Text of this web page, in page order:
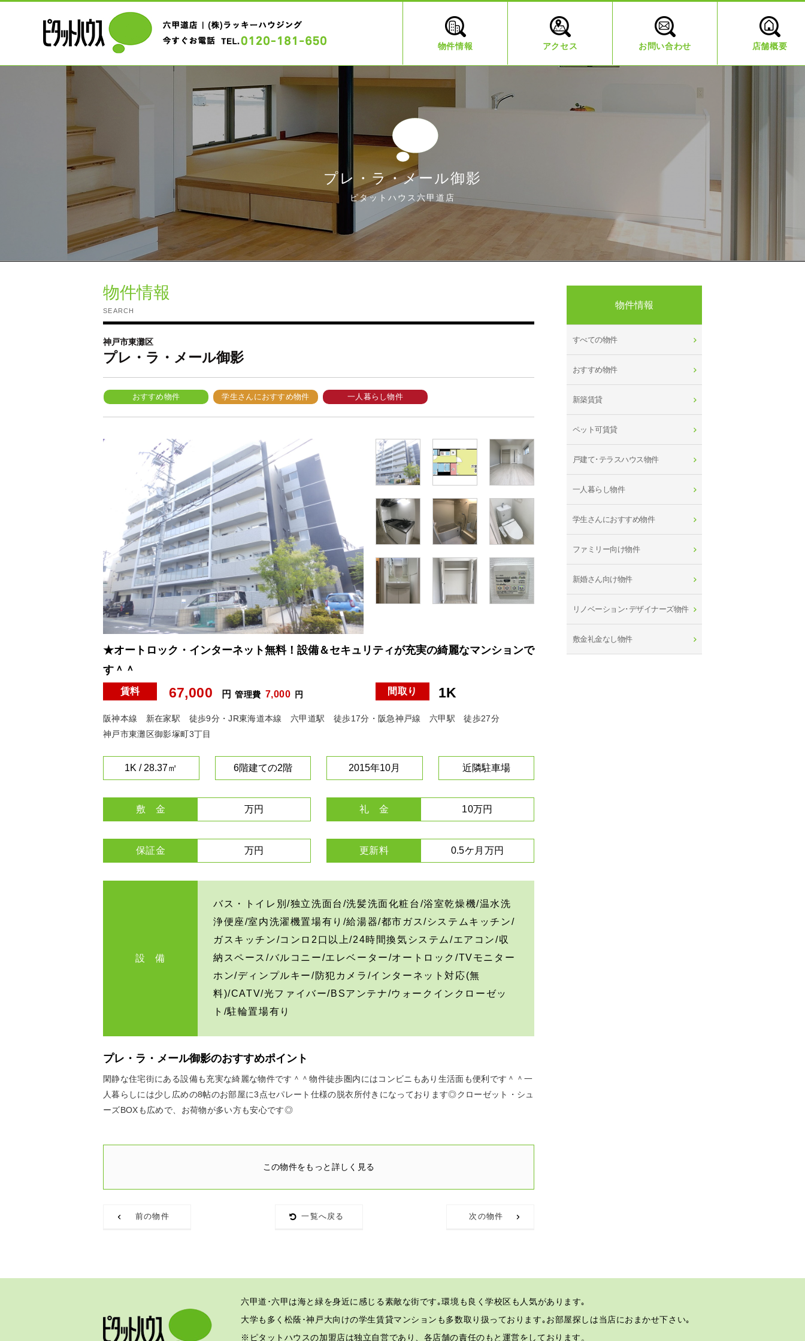
物件情報 アクセス お問い合わせ 店舗概要
プレ・ラ・メール御影
ピタットハウス六甲道店
物件情報
SEARCH
神戸市東灘区
プレ・ラ・メール御影
おすすめ物件 学生さんにおすすめ物件 一人暮らし物件
★オートロック・インターネット無料！設備＆セキュリティが充実の綺麗なマンションで
す＾＾
賃料 67,000 円 管理費 7,000 円 間取り 1K
阪神本線 新在家駅 徒歩9分・JR東海道本線 六甲道駅 徒歩17分・阪急神戸線 六甲駅 徒歩27分
神戸市東灘区御影塚町3丁目
1K / 28.37㎡ 6階建ての2階 2015年10月 近隣駐車場
敷 金 万円 礼 金 10万円
保証金 万円 更新料 0.5ケ月万円
設 備
バス・トイレ別/独立洗面台/洗髪洗面化粧台/浴室乾燥機/温水洗
浄便座/室内洗濯機置場有り/給湯器/都市ガス/システムキッチン/
ガスキッチン/コンロ2口以上/24時間換気システム/エアコン/収
納スペース/バルコニー/エレベーター/オートロック/TVモニター
ホン/ディンプルキー/防犯カメラ/インターネット対応(無
料)/CATV/光ファイバー/BSアンテナ/ウォークインクローゼッ
ト/駐輪置場有り
プレ・ラ・メール御影のおすすめポイント
閑静な住宅街にある設備も充実な綺麗な物件です＾＾物件徒歩圏内にはコンビニもあり生活面も便利です＾＾一
人暮らしには少し広めの8帖のお部屋に3点セパレート仕様の脱衣所付きになっております◎クローゼット・シュ
ーズBOXも広めで、お荷物が多い方も安心です◎
この物件をもっと詳しく見る
前の物件 一覧へ戻る 次の物件
物件情報
すべての物件
おすすめ物件
新築賃貸
ペット可賃貸
戸建て･テラスハウス物件
一人暮らし物件
学生さんにおすすめ物件
ファミリー向け物件
新婚さん向け物件
リノベーション･デザイナーズ物件
敷金礼金なし物件
六甲道･六甲は海と緑を身近に感じる素敵な街です｡環境も良く学校区も人気があります｡
大学も多く松蔭･神戸大向けの学生賃貸マンションも多数取り扱っております｡お部屋探しは当店におまかせ下さい｡
※ピタットハウスの加盟店は独立自営であり、各店舗の責任のもと運営をしております。